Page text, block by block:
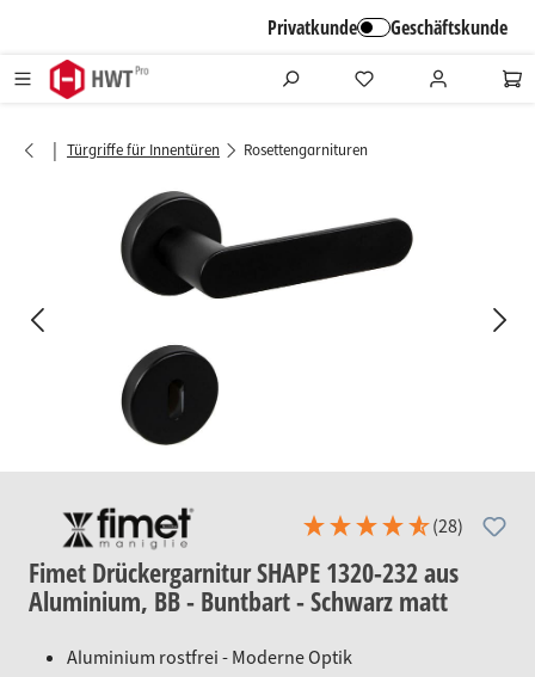
Privatkunde Geschäftskunde
| Türgriffe für Innentüren Rosettengarnituren
Bildergalerie überspringen
Fimet Drückergarnitur SHAPE 1320-232 aus
Aluminium, BB - Buntbart - Schwarz matt
(28)
Aluminium rostfrei - Moderne Optik